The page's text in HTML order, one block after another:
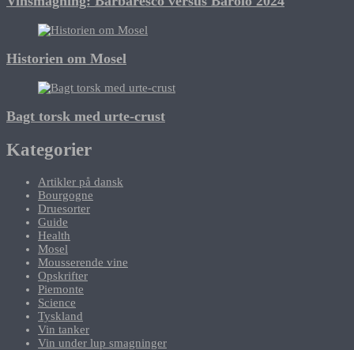
Historien om Mosel
Bagt torsk med urte-crust
Kategorier
Artikler på dansk
Bourgogne
Druesorter
Guide
Health
Mosel
Mousserende vine
Opskrifter
Piemonte
Science
Tyskland
Vin tanker
Vin under lup smagninger